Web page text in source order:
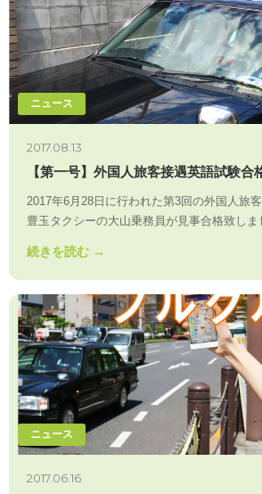
ニュース
2017.08.13
【第一号】外国人旅客接遇英語試験合
2017年6月28日に行われた第3回の外国人旅
豊玉タクシーの大山乗務員が見事合格致し
続きを読む →
ニュース
2017.06.16